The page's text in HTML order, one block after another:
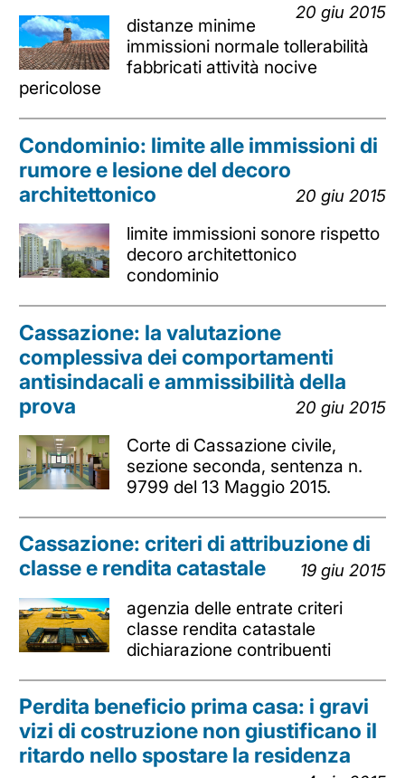
20 giu 2015
distanze minime
immissioni normale tollerabilità
fabbricati attività nocive
pericolose
Condominio: limite alle immissioni di
rumore e lesione del decoro
architettonico
20 giu 2015
limite immissioni sonore rispetto
decoro architettonico
condominio
Cassazione: la valutazione
complessiva dei comportamenti
antisindacali e ammissibilità della
prova
20 giu 2015
Corte di Cassazione civile,
sezione seconda, sentenza n.
9799 del 13 Maggio 2015.
Cassazione: criteri di attribuzione di
classe e rendita catastale
19 giu 2015
agenzia delle entrate criteri
classe rendita catastale
dichiarazione contribuenti
Perdita beneficio prima casa: i gravi
vizi di costruzione non giustificano il
ritardo nello spostare la residenza